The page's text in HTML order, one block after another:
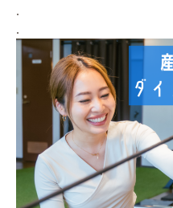
.
.